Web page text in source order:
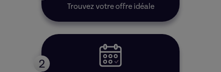
Trouvez votre offre idéale
2